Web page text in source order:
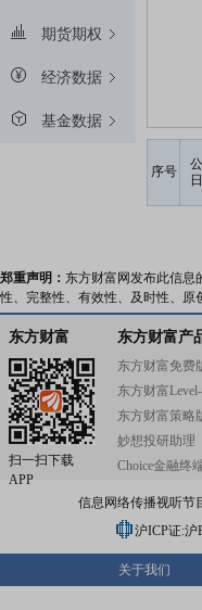
期货期权
经济数据
基金数据
序号
郑重声明： 东方财富网发布此信息
性、完整性、有效性、及时性、
东方财富
扫一扫下载
APP
东方财富产
东方财富免费
东方财富
东方财富策略
妙想投研助理
Choice金融终
信息网络传播视听节
沪ICP证:沪
关于我们